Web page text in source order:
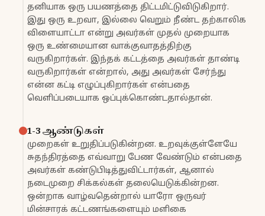
தனியாக ஒரு பயணத்தை திட்டமிட்டுவிடுகிறார்.
இது ஒரு உறவா, இல்லை வெறும் நீண்ட தற்காலிக
விளையாட்டா என்று அவர்கள் முதல் முறையாக
ஒரு உண்மையான வாக்குவாதத்திற்கு
வருகிறார்கள். இந்தக் கட்டத்தை அவர்கள் தாண்டி
வருகிறார்கள் என்றால், அது அவர்கள் சேர்ந்து
என்ன கட்டி எழுப்புகிறார்கள் என்பதை
வெளிப்படையாக ஒப்புக்கொண்டதால்தான்.
1-3 ஆண்டுகள்
முறைகள் உறுதிப்படுகின்றன. உறவுக்குள்ளேயே
சுதந்திரத்தை எவ்வாறு பேண வேண்டும் என்பதை
அவர்கள் கண்டுபிடித்துவிட்டார்கள், ஆனால்
நடைமுறை சிக்கல்கள் தலையெடுக்கின்றன.
ஒன்றாக வாழ்வதென்றால் யாரோ ஒருவர்
மின்சாரக் கட்டணங்களையும் மளிகை